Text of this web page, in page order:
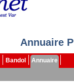
Annuaire
Bandol
Annuaire